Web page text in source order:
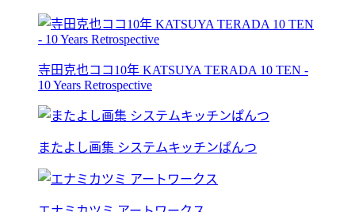
寺田克也ココ10年 KATSUYA TERADA 10 TEN -
10 Years Retrospective
またよし画集 システムキッチンぱんつ